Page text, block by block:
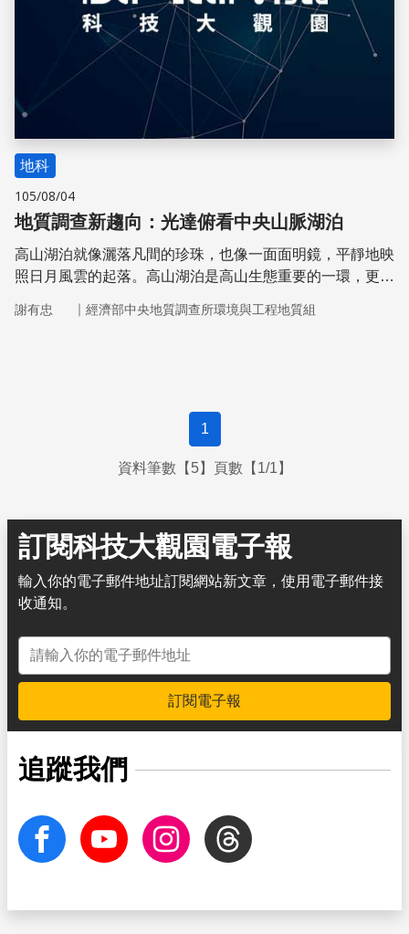
地科
105/08/04
地質調查新趨向：光達俯看中央山脈湖泊
高山湖泊就像灑落凡間的珍珠，也像一面面明鏡，平靜地映
照日月風雲的起落。高山湖泊是高山生態重要的一環，更常
謝有忠 ｜ 經濟部中央地質調查所環境與工程地質組
1
資料筆數【5】頁數【1/1】
訂閱科技大觀園電子報
輸入你的電子郵件地址訂閱網站新文章，使用電子郵件接
收通知。
電子郵件地址
訂閱電子報
追蹤我們
facebook Youtube InstagramThreads